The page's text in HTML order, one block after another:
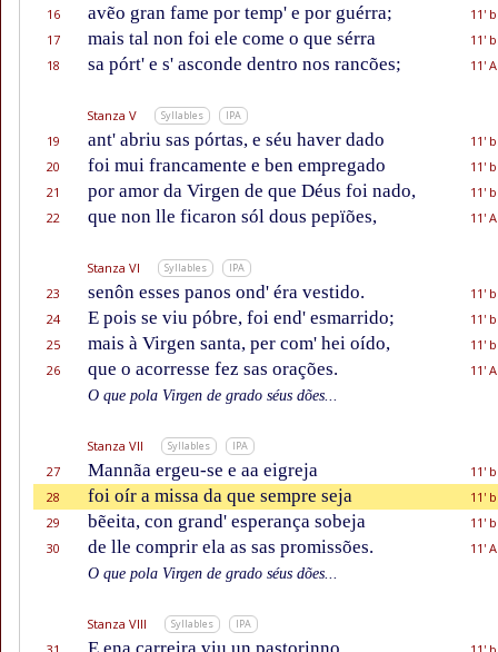
16
avẽo gran fame por temp' e por guérra;
11' b
17
mais tal non foi ele come o que sérra
11' b
18
sa pórt' e s' asconde dentro nos rancões; 11' A
Stanza V Syllables IPA
19 ant' abriu sas pórtas, e séu haver dado
11' b
20
foi mui francamente e ben empregado
11' b
21
por amor da Virgen de que Déus foi nado,
11' b
22
que non lle ficaron sól dous pepïões, 11' A
Stanza VI Syllables IPA
23 senôn esses panos ond' éra vestido.
11' b
24
E pois se viu póbre, foi end' esmarrido;
11' b
25
mais à Virgen santa, per com' hei oído,
11' b
26
que o acorresse fez sas orações.
11' A
O que pola Virgen de grado séus dões...
Stanza VII Syllables IPA
27 Mannãa ergeu-se e aa eigreja
11' b
28
foi oír a missa da que sempre seja
11' b
29
bẽeita, con grand' esperança sobeja
11' b
30
de lle comprir ela as sas promissões.
11' A
O que pola Virgen de grado séus dões...
Stanza VIII Syllables IPA